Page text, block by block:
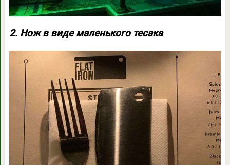
2. Нож в виде маленького тесака